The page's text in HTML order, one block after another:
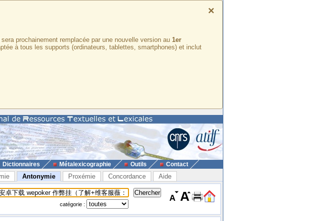
×
prochainement remplacée par une nouvelle version au 1er
à tous les supports (ordinateurs, tablettes, smartphones) et inclut
Dictionnaires Métalexicographie Outils Contact
Antonymie Proxémie Concordance Aide
catégorie :